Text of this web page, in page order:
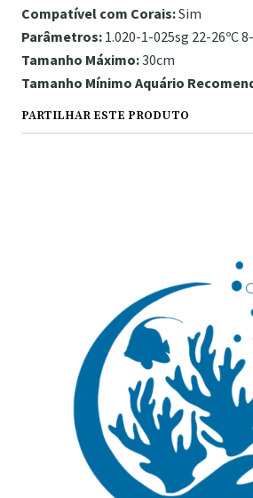
Compatível com Corais:Sim
Parâmetros: 1.020-1-025sg 22-26ºC
Tamanho Máximo:30cm
Tamanho Mínimo Aquário
PARTILHAR ESTE PRODUTO